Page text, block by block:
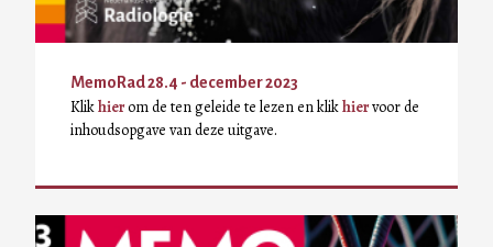
MemoRad 28.4 - december 2023
Klikhierom de ten geleide te lezen en klikhiervoor de
inhoudsopgave van deze uitgave.